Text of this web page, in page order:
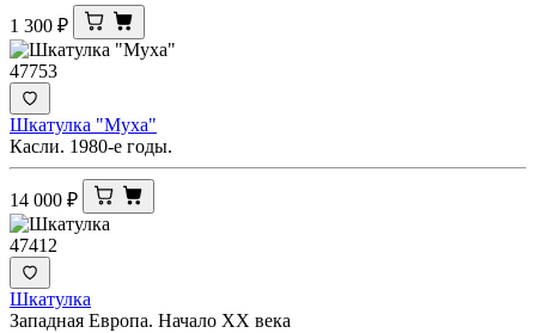
1 300 ₽
47753
Шкатулка "Муха"
Касли. 1980-е годы.
14 000 ₽
47412
Шкатулка
Западная Европа. Начало ХХ века